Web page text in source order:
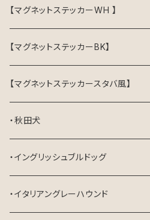
【マグネットステッカーWH 】
【マグネットステッカーBK】
【マグネットステッカースタバ風】
・秋田犬
・イングリッシュブルドッグ
・イタリアングレーハウンド